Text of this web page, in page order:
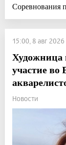
Соревнования
15:00, 8 авг 2026
Художница
участие во
Новости